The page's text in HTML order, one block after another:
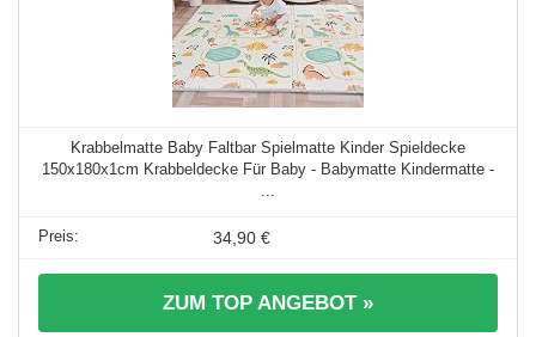
Krabbelmatte Baby Faltbar Spielmatte Kinder Spieldecke
150x180x1cm Krabbeldecke Für Baby - Babymatte Kindermatte -
34,90 €
ZUM TOP ANGEBOT »